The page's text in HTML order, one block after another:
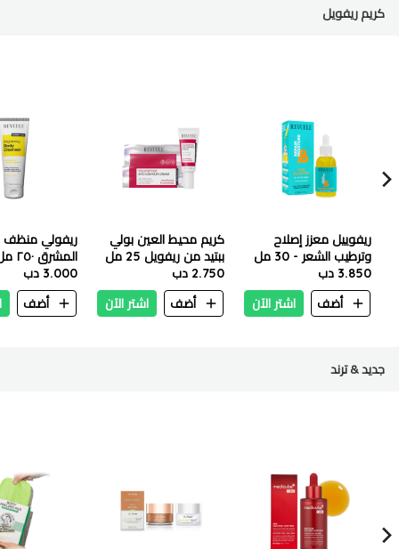
كريم ريفويل
ريفوييل معزز إصلاح
وترطيب الشعر - 30 مل
3.850 دب
أضف
اشتر الآن
كريم محيط العين بولي
ببتيد من ريفويل 25 مل
2.750 دب
أضف
اشتر الآن
ريفولي منظف
المشرق ٢٥٠ مل
3.000 دب
أضف
جديد & ترند